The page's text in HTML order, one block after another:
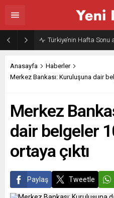
Gazze’nin geleceği:
Anasayfa
Haberler
Merkez Bankası: Kuruluşuna dair
Merkez
dair belgeler
ortaya çıktı
Paylaş Tweetle